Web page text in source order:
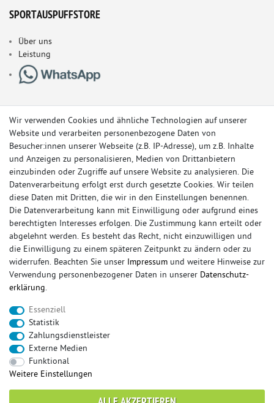
SPORTAUSPUFFSTORE
Über uns
Leistung
© Copyright 2026 Sportauspuff-Store.de - Alle Rechte vorbehalten.
Preisangaben inkl. gesetzlicher MwSt. und zzgl. Versandkosten
Das Internetportal für Sportendschalldämpfer, Komplettanlagen,
Rennsportanlagen, Sportendrohre, Universalteile, Fächerkrümmer,
Vorschalldämpfer, Sportkat, Ersatzrohr und Auspuffzubehör.
FOX, REMUS, FSW, FRIEDRICH MOTORSPORT, EISENMANN, ULTER
SPORT, NOVUS
sportauspuff sportkat
endrohr
downpipe
mittelschalldämpfer
fächerkrümmer
ulter vorschalldämpfer
Wir verwenden Cookies und ähnliche Technologien auf unserer
Website und verarbeiten personenbezogene Daten von
Besucher:innen unserer Webseite (z.B. IP-Adresse), um z.B. Inhalte
und Anzeigen zu personalisieren, Medien von Drittanbietern
einzubinden oder Zugriffe auf unsere Website zu analysieren. Die
Datenverarbeitung erfolgt erst durch gesetzte Cookies. Wir teilen
diese Daten mit Dritten, die wir in den Einstellungen benennen.
Die Datenverarbeitung kann mit Einwilligung oder aufgrund eines
berechtigten Interesses erfolgen. Die Zustimmung kann erteilt oder
abgelehnt werden. Es besteht das Recht, nicht einzuwilligen und
die Einwilligung zu einem späteren Zeitpunkt zu ändern oder zu
widerrufen. Beachten Sie unser Impressum und weitere Hinweise zur
Verwendung personenbezogener Daten in unserer Daten­schutz­
erklärung.
Essenziell
Statistik
Zahlungsdienstleister
Externe Medien
Funktional
Weitere Einstellungen